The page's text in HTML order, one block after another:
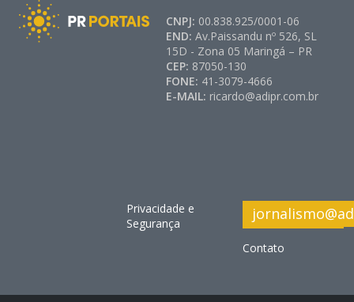
CNPJ: 00.838.925/0001-06
END:Av.Paissandu nº 526, SL
15D - Zona 05 Maringá – PR
CEP: 87050-130
FONE: 41-3079-4666
E-MAIL: ricardo@adipr.com.br
Privacidade e
Segurança
Contato